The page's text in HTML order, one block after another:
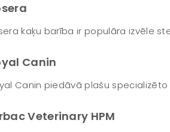
kaķu barība ir populāra izvēle
Canin
Canin piedāvā plašu
Veterinary HPM